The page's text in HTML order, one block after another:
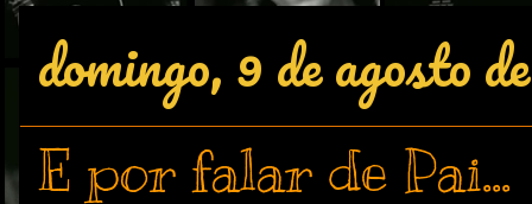
domingo, 9 de agosto
E por falar de Pai...